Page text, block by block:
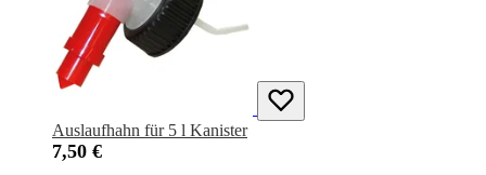
Auslaufhahn für 5 l Kanister
7,50 €